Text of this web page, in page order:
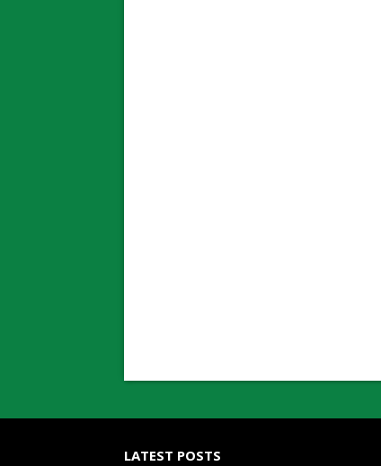
LATEST POSTS